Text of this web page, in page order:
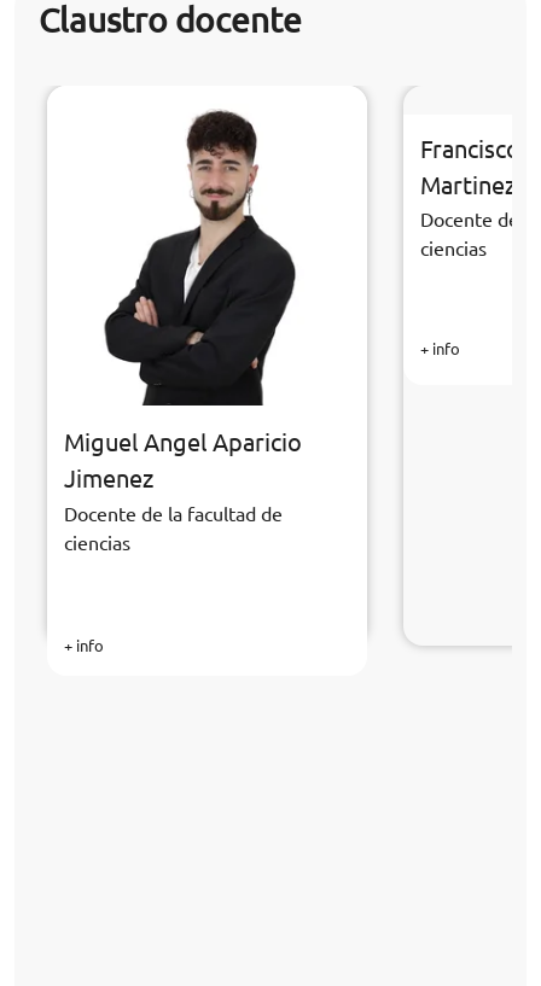
Claustro docente
Miguel Angel Aparicio
Jimenez
Docente de la facultad de
ciencias
+ info
Francisco
Martinez
Docente de
ciencias
+ info